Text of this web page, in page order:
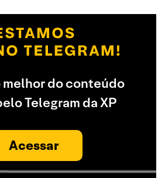
melhor do conteúdo
Telegram da XP
Acessar